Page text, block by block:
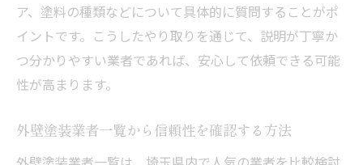
ア、塗料の種類などについて具体的に質問することがポ
イントです。こうしたやり取りを通じて、説明が丁寧か
つ分かりやすい業者であれば、安心して依頼できる可能
性が高まります。
外壁塗装業者一覧から信頼性を確認する方法